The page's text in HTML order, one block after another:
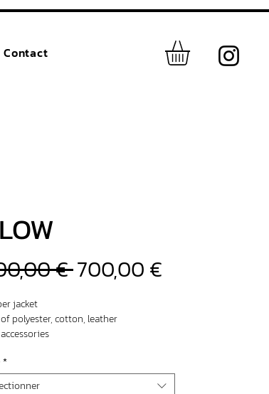
Contact
€ Prix
700,00 €
jacket
polyester, cotton, leather
*